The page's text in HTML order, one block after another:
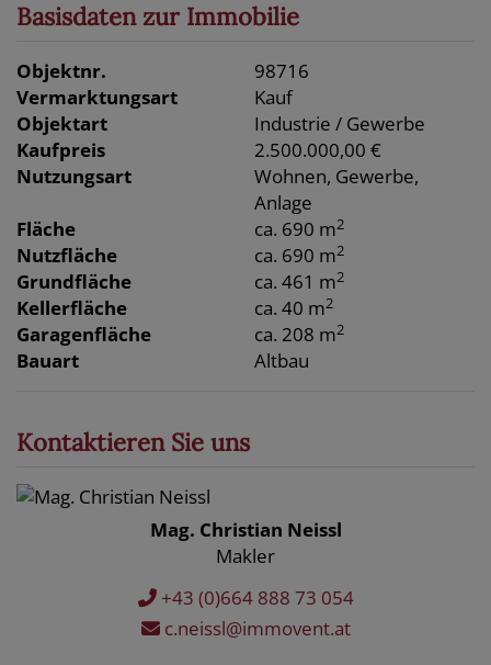
Basisdaten zur Immobilie
Objektnr.
98716
Vermarktungsart
Kauf
Objektart
Industrie / Gewerbe
Kaufpreis
2.500.000,00 €
Nutzungsart
Wohnen Gewerbe
Anlage
Fläche
ca. 690 m2
Nutzfläche ca. 690 m2
Grundfläche ca. 461 m2
Kellerfläche ca. 40 m2
Garagenfläche ca. 208 m2
Bauart Altbau
Kontaktieren Sie uns
Mag. Christian Neissl
Makler
+43 (0)664 888 73 054
c.neissl@immovent.at